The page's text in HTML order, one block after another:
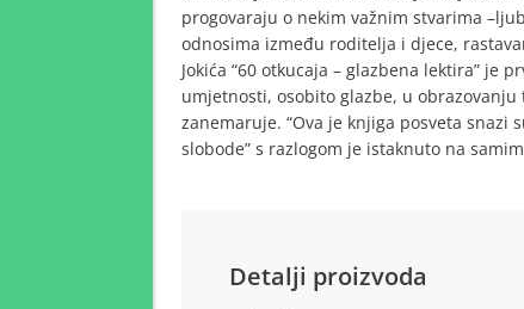
progovaraju o nekim važnim stvarima
odnosima između roditelja i djece,
Jokića “60 otkucaja – glazbena lektira” je
umjetnosti, osobito glazbe, u
zanemaruje. “Ova je knjiga posveta snazi
slobode” s razlogom je istaknuto na
Detalji proizvoda